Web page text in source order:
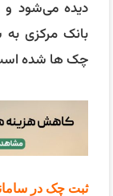
دیده می‌شود و
بانک مرکزی
چک ها شده
ثبت چک در